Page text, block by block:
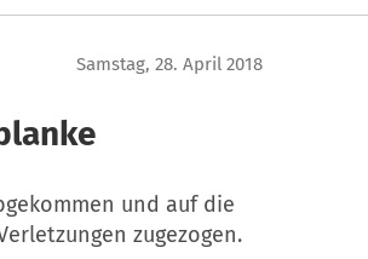
Samstag, 28. April 2018
und auf die
zugezogen.